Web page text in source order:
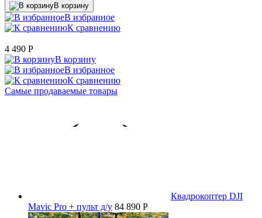
В корзину
В избранное
К сравнению
4 490 P
В корзину
В избранное
К сравнению
Самые продаваемые товары
Квадрокоптер DJI
Mavic Pro + пульт д/у 84 890 P